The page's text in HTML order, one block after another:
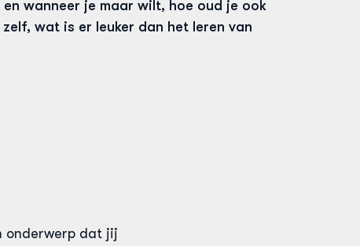
wanneer je maar wilt, hoe oud je ook
wat is er leuker dan het leren van
onderwerp dat jij